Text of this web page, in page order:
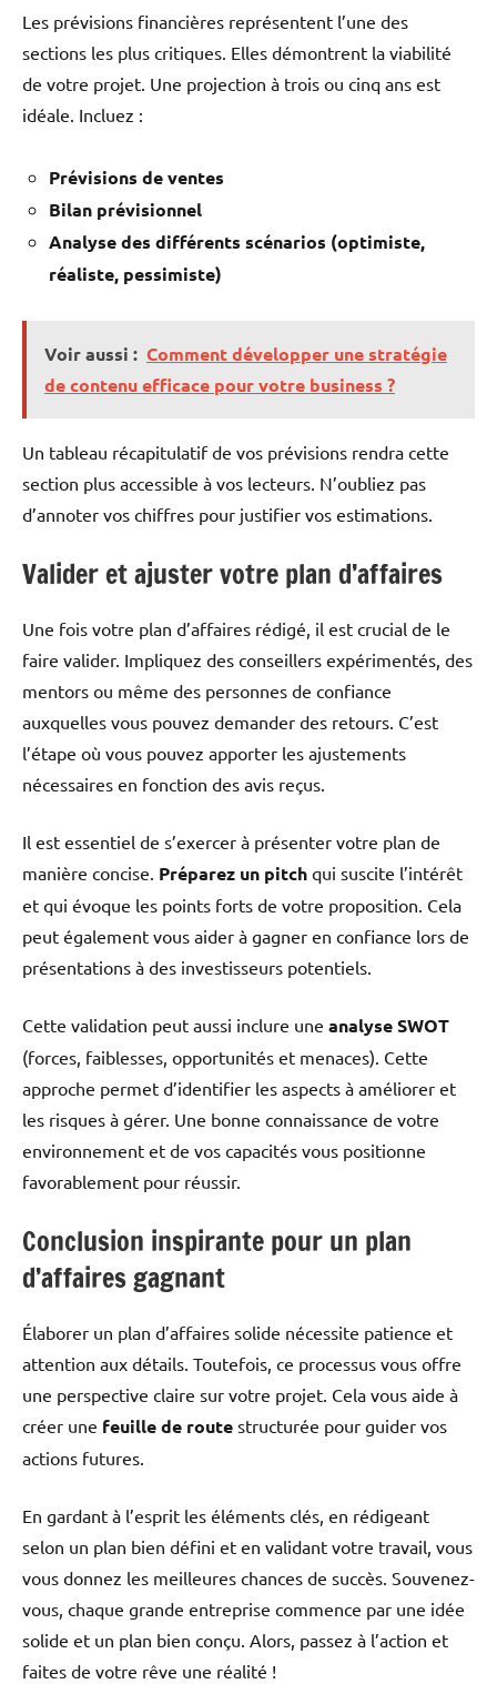
Les prévisions financières représentent l’une des
sections les plus critiques. Elles démontrent la viabilité
de votre projet. Une projection à trois ou cinq ans est
idéale. Incluez :
Prévisions de ventes
Bilan prévisionnel
Analyse des différents scénarios (optimiste,
réaliste, pessimiste)
Voir aussi : Comment développer une stratégie
de contenu efficace pour votre business ?
Un tableau récapitulatif de vos prévisions rendra cette
section plus accessible à vos lecteurs. N’oubliez pas
d’annoter vos chiffres pour justifier vos estimations.
Valider et ajuster votre plan d’affaires
Une fois votre plan d’affaires rédigé, il est crucial de le
faire valider. Impliquez des conseillers expérimentés, des
mentors ou même des personnes de confiance
auxquelles vous pouvez demander des retours. C’est
l’étape où vous pouvez apporter les ajustements
nécessaires en fonction des avis reçus.
Il est essentiel de s’exercer à présenter votre plan de
manière concise. Préparez un pitch qui suscite l’intérêt
et qui évoque les points forts de votre proposition. Cela
peut également vous aider à gagner en confiance lors de
présentations à des investisseurs potentiels.
Cette validation peut aussi inclure une analyse SWOT
(forces, faiblesses, opportunités et menaces). Cette
approche permet d’identifier les aspects à améliorer et
les risques à gérer. Une bonne connaissance de votre
environnement et de vos capacités vous positionne
favorablement pour réussir.
Conclusion inspirante pour un plan
d’affaires gagnant
Élaborer un plan d’affaires solide nécessite patience et
attention aux détails. Toutefois, ce processus vous offre
une perspective claire sur votre projet. Cela vous aide à
créer une feuille de route structurée pour guider vos
actions futures.
En gardant à l’esprit les éléments clés, en rédigeant
selon un plan bien défini et en validant votre travail, vous
vous donnez les meilleures chances de succès. Souvenez-
vous, chaque grande entreprise commence par une idée
solide et un plan bien conçu. Alors, passez à l’action et
faites de votre rêve une réalité !